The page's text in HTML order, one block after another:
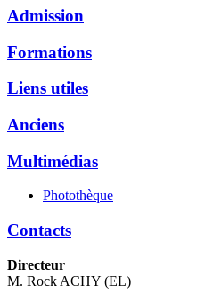
Admission
Formations
Liens utiles
Anciens
Multimédias
Photothèque
Contacts
Directeur
M. Rock ACHY (EL)